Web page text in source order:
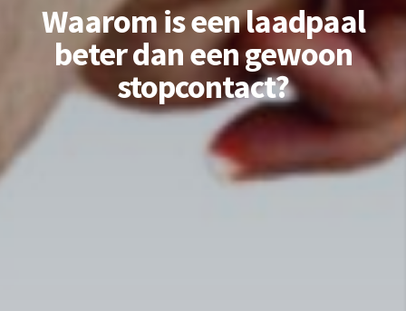
Waarom is een laadpaal
beter dan een gewoon
stopcontact?